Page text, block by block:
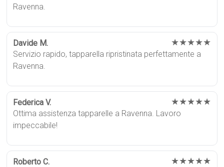
Ravenna.
Davide M. ★★★★★
Servizio rapido, tapparella ripristinata perfettamente a
Ravenna.
Federica V. ★★★★★
Ottima assistenza tapparelle a Ravenna. Lavoro
impeccabile!
Roberto C. ★★★★★